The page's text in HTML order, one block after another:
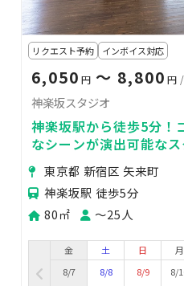
リクエスト予約 インボイス対応
6,050 円 〜 8,800 円
神楽坂スタジオ
神楽坂駅から徒歩5分！
なシーンが演出可能な
東京都 新宿区 矢来町
神楽坂駅 徒歩5分
80㎡
〜25人
金
8/7
土
8/8
日
8/9
月
8/